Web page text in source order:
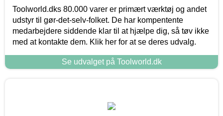
Toolworld.dks 80.000 varer er primært værktøj og andet
udstyr til gør-det-selv-folket. De har kompentente
medarbejdere siddende klar til at hjælpe dig, så tøv ikke
med at kontakte dem. Klik her for at se deres udvalg.
Se udvalget på Toolworld.dk